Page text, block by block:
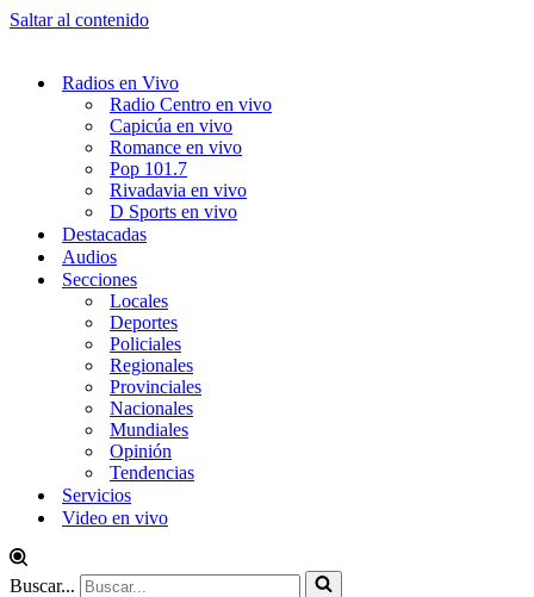
Saltar al contenido
Radios en Vivo
Radio Centro en vivo
Capicúa en vivo
Romance en vivo
Pop 101.7
Rivadavia en vivo
D Sports en vivo
Destacadas
Audios
Secciones
Locales
Deportes
Policiales
Regionales
Provinciales
Nacionales
Mundiales
Opinión
Tendencias
Servicios
Video en vivo
Buscar...